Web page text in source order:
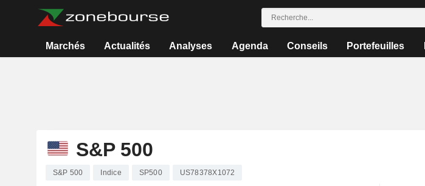
Marchés Actualités Analyses Agenda Conseils Portefeuilles
S&P 500
S&P 500 Indice SP500 US78378X1072